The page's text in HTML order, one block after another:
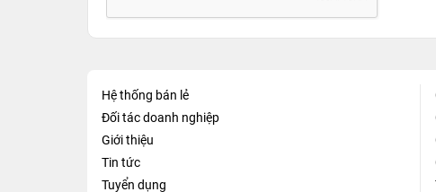
Hệ thống bán lẻ
Đối tác doanh nghiệp
Giới thiệu
Tin tức
Tuyển dụng